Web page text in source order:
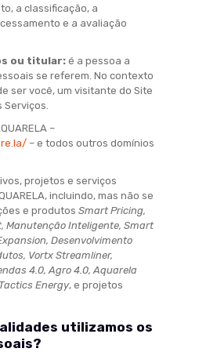
a classificação, a
e a avaliação
ou titular: é a pessoa a
se referem. No contexto
ser você, um visitante do Site
Serviços.
–
– e todos outros domínios
projetos e serviços
incluindo, mas não se
e produtos Smart Pricing,
Manutenção Inteligente, Smart
Desenvolvimento
Vortx Streamliner,
4.0, Agro 4.0, Aquarela
Energy, e projetos
utilizamos os